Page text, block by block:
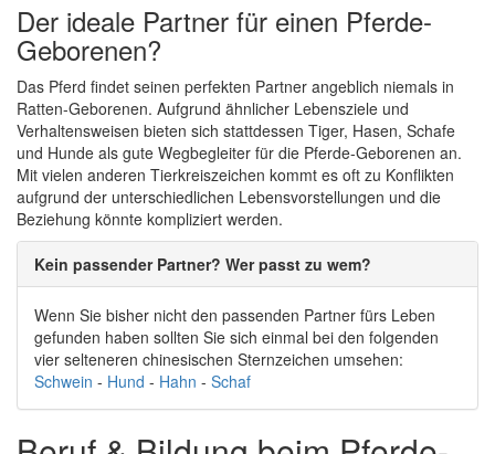
Der ideale Partner für einen Pferde-
Geborenen?
Das Pferd findet seinen perfekten Partner angeblich niemals in
Ratten-Geborenen. Aufgrund ähnlicher Lebensziele und
Verhaltensweisen bieten sich stattdessen Tiger, Hasen, Schafe
und Hunde als gute Wegbegleiter für die Pferde-Geborenen an.
Mit vielen anderen Tierkreiszeichen kommt es oft zu Konflikten
aufgrund der unterschiedlichen Lebensvorstellungen und die
Beziehung könnte kompliziert werden.
Kein passender Partner? Wer passt zu wem?
Wenn Sie bisher nicht den passenden Partner fürs Leben
gefunden haben sollten Sie sich einmal bei den folgenden
vier selteneren chinesischen Sternzeichen umsehen:
Schwein - Hund - Hahn - Schaf